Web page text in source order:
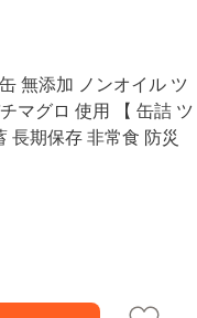
無添加 ノンオイル ツ
長期保存 非常食 防災